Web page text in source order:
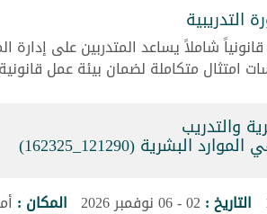
التدريبية
شاملاً يساعد المتدربين على إدارة
امتثال متكاملة لضمان بيئة عمل
والتدريب
البشرية (121290_162325)
التاريخ : 02 - 06 نوفمبر 2026 المكان :